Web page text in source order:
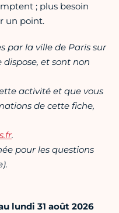
; plus besoin
un point.
par la ville de Paris sur
et sont non
activité et que vous
de cette fiche,
.
pour les questions
lundi 31 août 2026